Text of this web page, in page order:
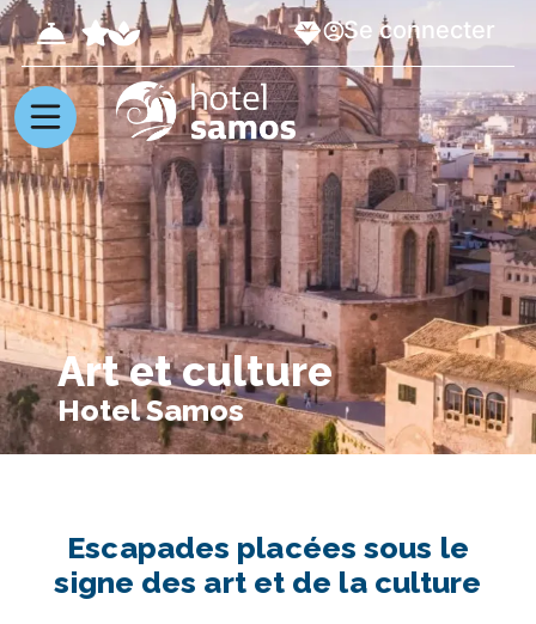
Se connecter
Art et culture
Hotel Samos
Escapades placées sous le
signe des art et de la culture